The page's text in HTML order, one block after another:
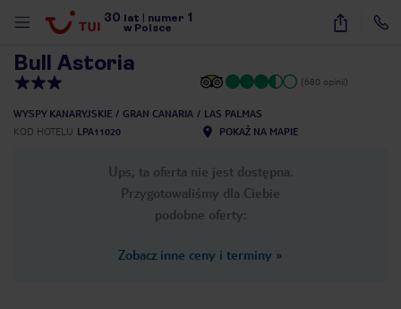
30 lat numer 1
w Polsce
37
Bull Astoria
(680 opinii)
WYSPY KANARYJSKIE GRAN CANARIA
LAS PALMAS
KOD HOTELU LPA11020 POKAŻ NA MAPIE
Ups, ta oferta nie jest dostępna.
Przygotowaliśmy dla Ciebie
podobne oferty:
Zobacz inne ceny i terminy »